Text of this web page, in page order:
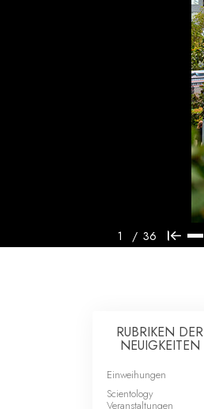
1 / 36
RUBRIKEN DER
NEUIGKEITEN
Einweihungen
Scientology
Veranstaltungen